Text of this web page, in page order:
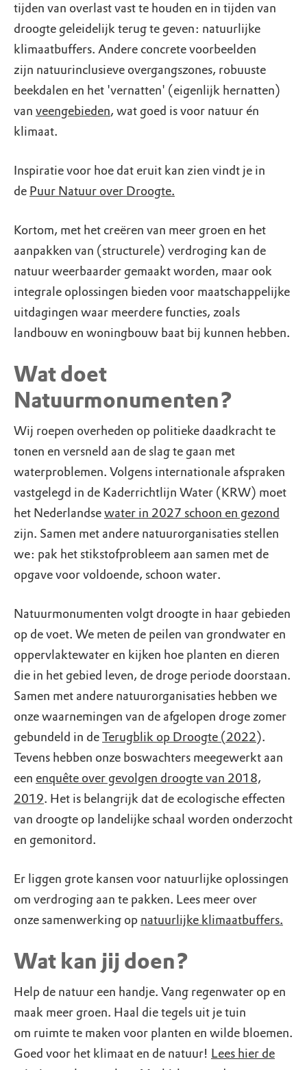
tijden van overlast vast te houden en in tijden van
droogte geleidelijk terug te geven: natuurlijke
klimaatbuffers. Andere concrete voorbeelden
zijn natuurinclusieve overgangszones, robuuste
beekdalen en het 'vernatten' (eigenlijk hernatten)
van veengebieden, wat goed is voor natuur én
klimaat.
Inspiratie voor hoe dat eruit kan zien vindt je in
de Puur Natuur over Droogte.
Kortom, met het creëren van meer groen en het
aanpakken van (structurele) verdroging kan de
natuur weerbaarder gemaakt worden, maar ook
integrale oplossingen bieden voor maatschappelijke
uitdagingen waar meerdere functies, zoals
landbouw en woningbouw baat bij kunnen hebben.
Wat doet
Natuurmonumenten?
Wij roepen overheden op politieke daadkracht te
tonen en versneld aan de slag te gaan met
waterproblemen. Volgens internationale afspraken
vastgelegd in de Kaderrichtlijn Water (KRW) moet
het Nederlandsewater in 2027 schoon en gezond
zijn. Samen met andere natuurorganisaties stellen
we: pak het stikstofprobleem aan samen met de
opgave voor voldoende, schoon water.
Natuurmonumenten volgt droogte in haar gebieden
op de voet. We meten de peilen van grondwater en
oppervlaktewater en kijken hoe planten en dieren
die in het gebied leven, de droge periode doorstaan.
Samen met andere natuurorganisaties hebben we
onze waarnemingen van de afgelopen droge zomer
gebundeld in deTerugblik op Droogte (2022).
Tevens hebben onze boswachters meegewerkt aan
een enquête over gevolgen droogte van 2018,
2019. Het is belangrijk dat de ecologische effecten
van droogte op landelijke schaal worden onderzocht
en gemonitord.
Er liggen grote kansen voor natuurlijke oplossingen
om verdroging aan te pakken. Lees meer over
onze samenwerking op natuurlijke klimaatbuffers.
Wat kan jij doen?
Help de natuur een handje. Vang regenwater op en
maak meer groen. Haal die tegels uit je tuin
om ruimte te maken voor planten en wilde bloemen.
Goed voor het klimaat en de natuur! Lees hier de